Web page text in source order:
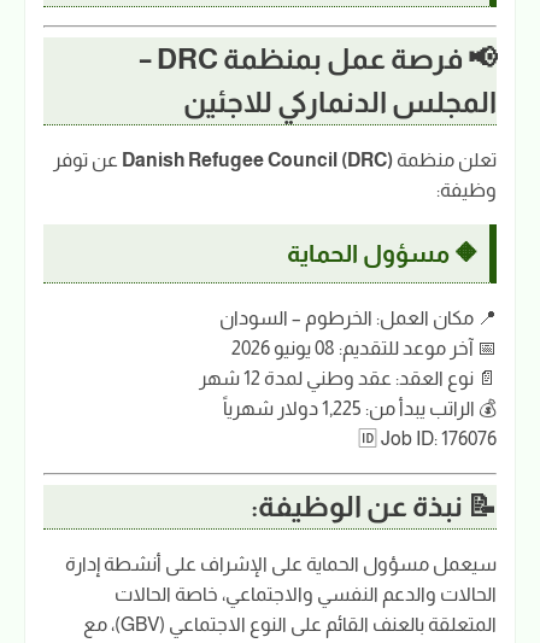
📢 فرصة عمل بمنظمة DRC –
المجلس الدنماركي للاجئين
تعلن منظمة Danish Refugee Council (DRC) عن توفر
وظيفة:
🔶 مسؤول الحماية
📍 مكان العمل: الخرطوم – السودان
📅 آخر موعد للتقديم: 08 يونيو 2026
📄 نوع العقد: عقد وطني لمدة 12 شهر
💰 الراتب يبدأ من: 1,225 دولار شهرياً
🆔 Job ID: 176076
📝 نبذة عن الوظيفة:
سيعمل مسؤول الحماية على الإشراف على أنشطة إدارة
الحالات والدعم النفسي والاجتماعي، خاصة الحالات
المتعلقة بالعنف القائم على النوع الاجتماعي (GBV)، مع